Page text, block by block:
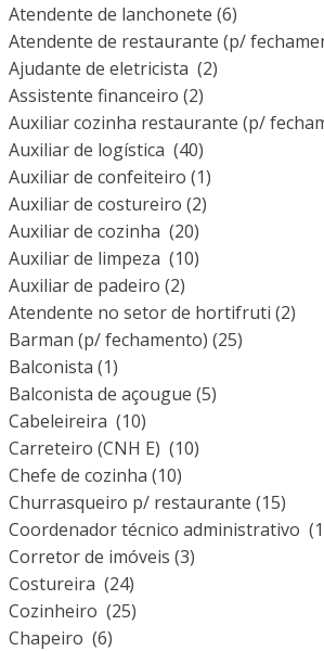
Atendente de lanchonete (6)
Atendente de restaurante (p/
Ajudante de eletricista (2)
Assistente financeiro (2)
Auxiliar cozinha restaurante (p/
Auxiliar de logística (40)
Auxiliar de confeiteiro (1)
Auxiliar de costureiro (2)
Auxiliar de cozinha (20)
Auxiliar de limpeza (10)
Auxiliar de padeiro (2)
Atendente no setor de hortifruti (2)
Barman (p/ fechamento) (25)
Balconista (1)
Balconista de açougue (5)
Cabeleireira (10)
Carreteiro (CNH E) (10)
Chefe de cozinha (10)
Churrasqueiro p/ restaurante (15)
Coordenador técnico administrativo
Corretor de imóveis (3)
Costureira (24)
Cozinheiro (25)
Chapeiro (6)